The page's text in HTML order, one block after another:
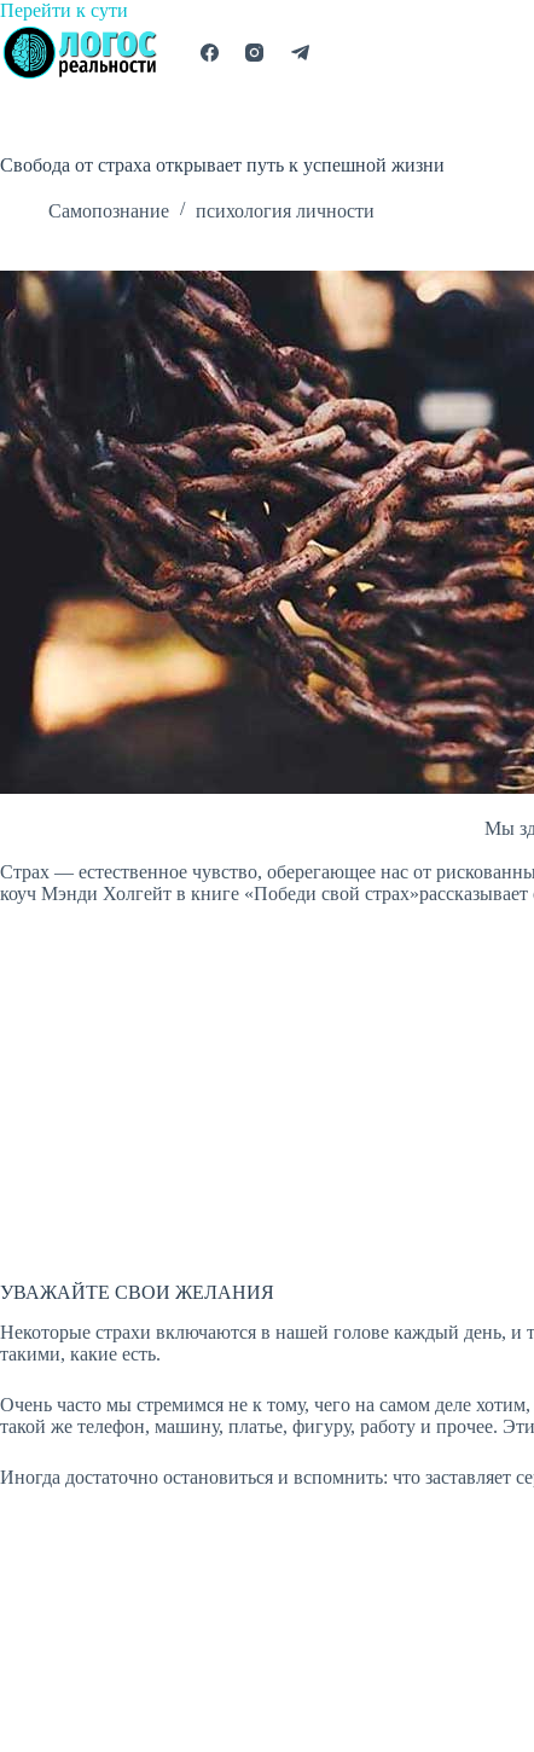
Перейти к сути
к
сути
Свобода от страха открывает путь к успешной жизни
Самопознание психология личности
Мы
Страх — естественное чувство, оберегающее нас от
коуч Мэнди Холгейт в книге «Победи свой
УВАЖАЙТЕ СВОИ ЖЕЛАНИЯ
Некоторые страхи включаются в нашей голове каждый день,
такими, какие есть.
Очень часто мы стремимся не к тому, чего на самом деле
такой же телефон, машину, платье, фигуру, работу и прочее.
Иногда достаточно остановиться и вспомнить: что